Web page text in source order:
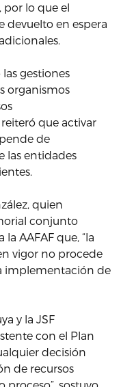
lo que el
devuelto en espera
gestiones
organismos
que activar
de
las entidades
quien
conjunto
AAFAF que, “la
vigor no procede
implementación de
y la JSF
con el Plan
decisión
de recursos